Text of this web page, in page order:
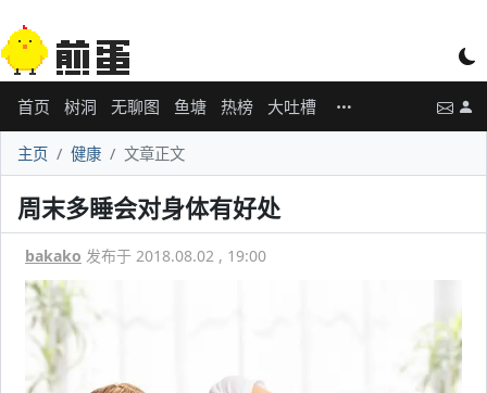
首页 树洞 无聊图 鱼塘 热榜 大吐槽
主页 健康 文章正文
周末多睡会对身体有好处
bakako 发布于 2018.08.02 , 19:00